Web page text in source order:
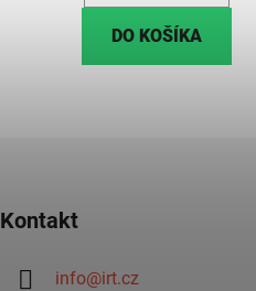
DO KOŠÍKA
Kontakt
info@irt.cz